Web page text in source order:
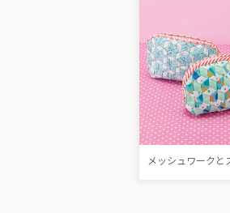
メッシュワークと